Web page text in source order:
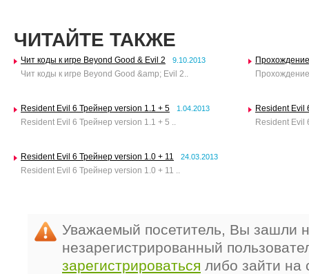
ЧИТАЙТЕ ТАКЖЕ
Чит коды к игре Beyond Good & Evil 2 9.10.2013
Чит коды к игре Beyond Good &amp; Evil 2..
Resident Evil 6 Трейнер version 1.1 + 5 1.04.2013
Resident Evil 6 Трейнер version 1.1 + 5 ..
Resident Evil
Resident Evil
Resident Evil 6 Трейнер version 1.0 + 11 24.03.2013
Resident Evil 6 Трейнер version 1.0 + 11 ..
Уважаемый посетитель, Вы зашли
незарегистрированный
зарегистрироваться либо зайти на